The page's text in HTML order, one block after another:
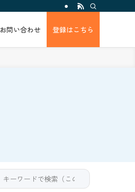
お問い合わせ 登録はこちら